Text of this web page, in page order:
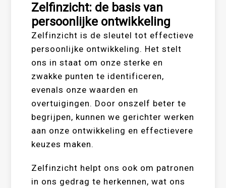
Zelfinzicht: de basis van
persoonlijke ontwikkeling
Zelfinzicht is de sleutel tot effectieve
persoonlijke ontwikkeling. Het stelt
ons in staat om onze sterke en
zwakke punten te identificeren,
evenals onze waarden en
overtuigingen. Door onszelf beter te
begrijpen, kunnen we gerichter werken
aan onze ontwikkeling en effectievere
keuzes maken.
Zelfinzicht helpt ons ook om patronen
in ons gedrag te herkennen, wat ons